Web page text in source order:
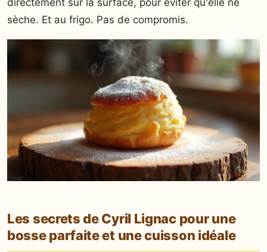
sèche. Et au frigo. Pas de compromis.
Les secrets de Cyril Lignac pour une
bosse parfaite et une cuisson idéale